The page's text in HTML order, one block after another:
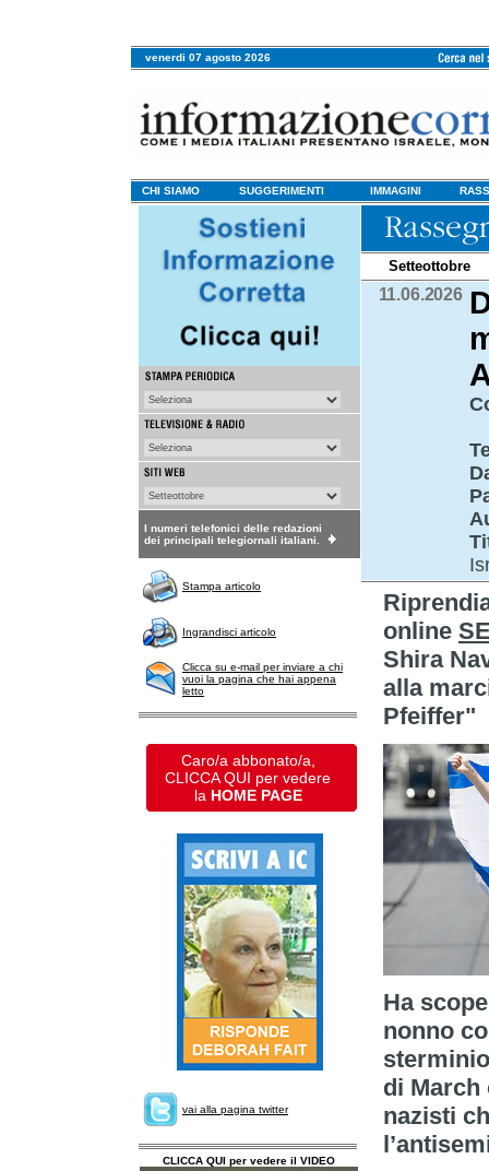
venerdi 07 agosto 2026
CHI SIAMO SUGGERIMENTI IMMAGINI
I numeri telefonici delle redazioni
dei principali telegiornali italiani.
Stampa articolo
Ingrandisci articolo
Clicca su e-mail per inviare a chi
vuoi la pagina che hai appena
letto
Caro/a abbonato/a,
CLICCA QUI per vedere
la HOME PAGE
vai alla pagina twitter
CLICCA QUI per vedere il VIDEO
Setteottobre
11.06.2026
online
Shira
alla
Pfeiffer"
Ha
nonno
di March
nazisti